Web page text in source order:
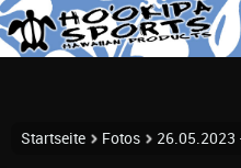
Startseite Fotos 26.05.2023